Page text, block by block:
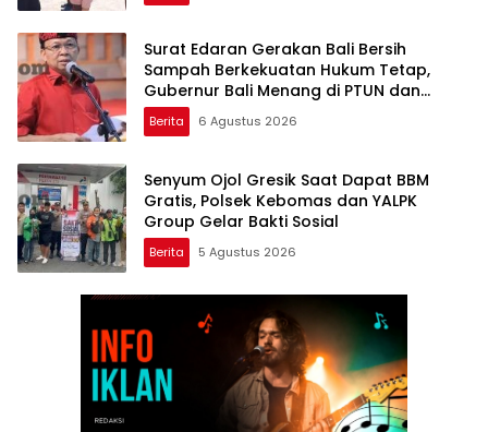
Surat Edaran Gerakan Bali Bersih
Sampah Berkekuatan Hukum Tetap,
Gubernur Bali Menang di PTUN dan
Banding
Berita 6 Agustus 2026
Senyum Ojol Gresik Saat Dapat BBM
Gratis, Polsek Kebomas dan YALPK
Group Gelar Bakti Sosial
Berita 5 Agustus 2026